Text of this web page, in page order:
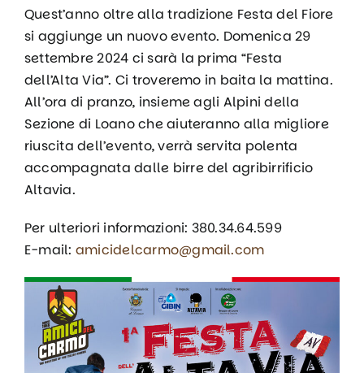
Quest’anno oltre alla tradizione Festa del Fiore
si aggiunge un nuovo evento. Domenica 29
settembre 2024 ci sarà la prima “Festa
dell’Alta Via”. Ci troveremo in baita la mattina.
All’ora di pranzo, insieme agli Alpini della
Sezione di Loano che aiuteranno alla migliore
riuscita dell’evento, verrà servita polenta
accompagnata dalle birre del agribirrificio
Altavia.
Per ulteriori informazioni: 380.34.64.599‬
E-mail: amicidelcarmo@gmail.com